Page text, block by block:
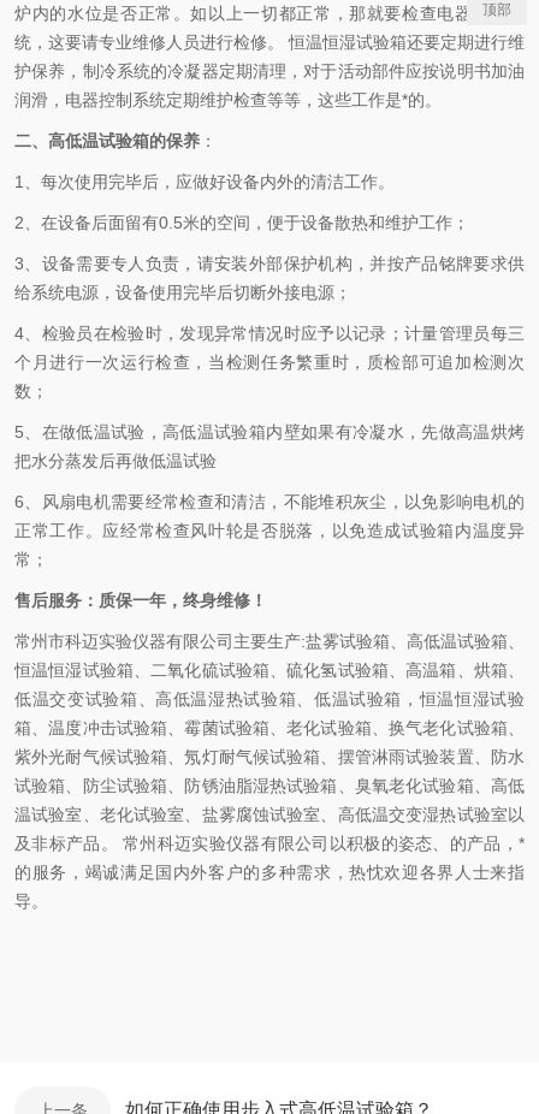
炉内的水位是否正常。如以上一切都正常，那就要检查电器控制系
统，这要请专业维修人员进行检修。 恒温恒湿试验箱还要定期进行维
护保养，制冷系统的冷凝器定期清理，对于活动部件应按说明书加油
润滑，电器控制系统定期维护检查等等，这些工作是*的。
二、高低温试验箱的保养 ：
1、每次使用完毕后，应做好设备内外的清洁工作。
2、在设备后面留有0.5米的空间，便于设备散热和维护工作；
3、设备需要专人负责，请安装外部保护机构，并按产品铭牌要求供
给系统电源，设备使用完毕后切断外接电源；
4、检验员在检验时，发现异常情况时应予以记录；计量管理员每三
个月进行一次运行检查，当检测任务繁重时，质检部可追加检测次
数；
5、在做低温试验，高低温试验箱内壁如果有冷凝水，先做高温烘烤
把水分蒸发后再做低温试验
6、风扇电机需要经常检查和清洁，不能堆积灰尘，以免影响电机的
正常工作。应经常检查风叶轮是否脱落，以免造成试验箱内温度异
常；
售后服务：质保一年，终身维修！
常州市科迈实验仪器有限公司主要生产:盐雾试验箱、高低温试验箱、
恒温恒湿试验箱、二氧化硫试验箱、硫化氢试验箱、高温箱、烘箱、
低温交变试验箱、高低温湿热试验箱、低温试验箱，恒温恒湿试验
箱、温度冲击试验箱、霉菌试验箱、老化试验箱、换气老化试验箱、
紫外光耐气候试验箱、氖灯耐气候试验箱、摆管淋雨试验装置、防水
试验箱、防尘试验箱、防锈油脂湿热试验箱、臭氧老化试验箱、高低
温试验室、老化试验室、盐雾腐蚀试验室、高低温交变湿热试验室以
及非标产品。 常州科迈实验仪器有限公司以积极的姿态、的产品，*
的服务，竭诚满足国内外客户的多种需求，热忱欢迎各界人士来指
导。
如何正确使用步入式高低温试验箱？
顶部